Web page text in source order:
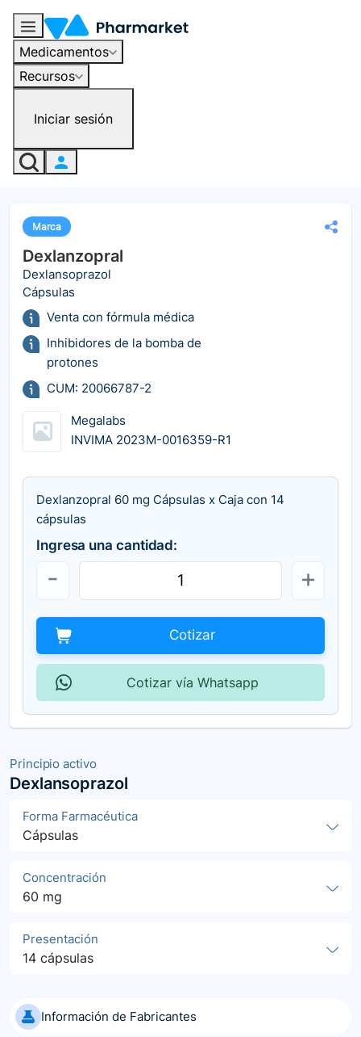
Medicamentos
Recursos
Iniciar sesión
Principio activo
Dexlansoprazol
Forma Farmacéutica
Cápsulas
Concentración
60 mg
Presentación
14 cápsulas
Información de Fabricantes
Marca
Dexlanzopral
Dexlansoprazol
Cápsulas
Venta con fórmula médica
Inhibidores de la bomba de
protones
CUM: 20066787-2
Megalabs
INVIMA 2023M-0016359-R1
Dexlanzopral 60 mg Cápsulas x Caja con 14
cápsulas
Ingresa una cantidad:
Cotizar
Cotizar vía Whatsapp